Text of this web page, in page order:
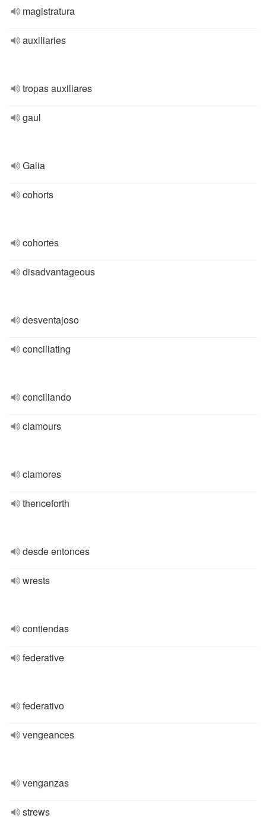
magistratura
auxiliaries
tropas auxiliares
gaul
Galia
cohorts
cohortes
disadvantageous
desventajoso
conciliating
conciliando
clamours
clamores
thenceforth
desde entonces
wrests
contiendas
federative
federativo
vengeances
venganzas
strews